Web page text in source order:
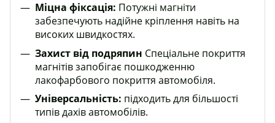
Міцна фіксація: Потужні магніти
забезпечують надійне кріплення навіть на
високих швидкостях.
Захист від подряпин Спеціальне покриття
магнітів запобігає пошкодженню
лакофарбового покриття автомобіля.
Універсальність: підходить для більшості
типів дахів автомобілів.